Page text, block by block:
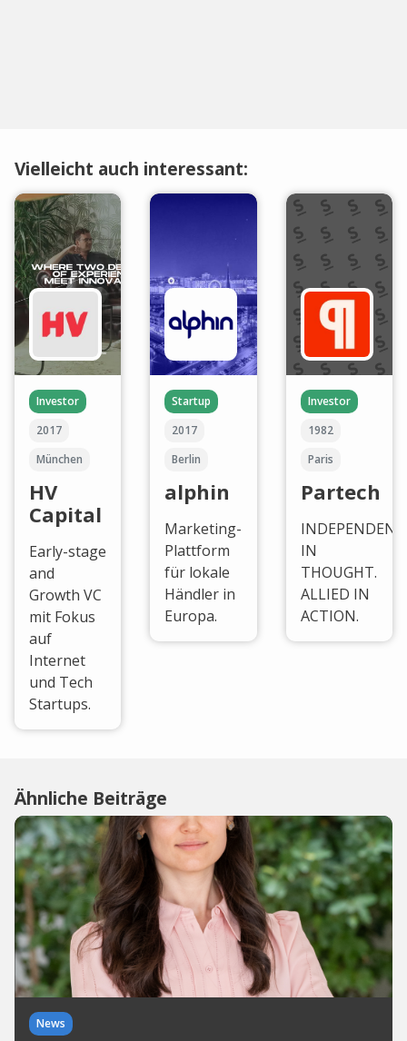
Vielleicht auch interessant:
Investor
2017
München
HV
Capital
Early-stage
and
Growth VC
mit Fokus
auf
Internet
und Tech
Startups.
Startup
2017
Berlin
alphin
Marketing-
Plattform
für lokale
Händler in
Europa.
Investor
1982
Paris
Partech
INDEPENDENT
IN
THOUGHT.
ALLIED IN
ACTION.
Ähnliche Beiträge
News